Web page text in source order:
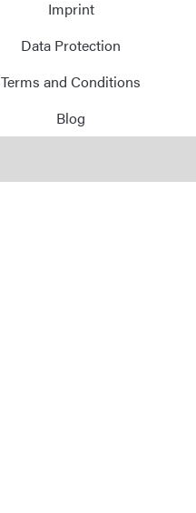
Imprint
Data Protection
Terms and Conditions
Blog